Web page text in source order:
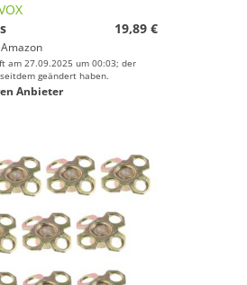
19,89 €
Amazon
am 27.09.2025 um 00:03; der
geändert haben.
Anbieter